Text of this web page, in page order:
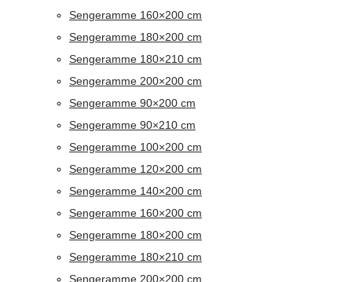
Sengeramme 160×200 cm
Sengeramme 180×200 cm
Sengeramme 180×210 cm
Sengeramme 200×200 cm
Sengeramme 90×200 cm
Sengeramme 90×210 cm
Sengeramme 100×200 cm
Sengeramme 120×200 cm
Sengeramme 140×200 cm
Sengeramme 160×200 cm
Sengeramme 180×200 cm
Sengeramme 180×210 cm
Sengeramme 200×200 cm